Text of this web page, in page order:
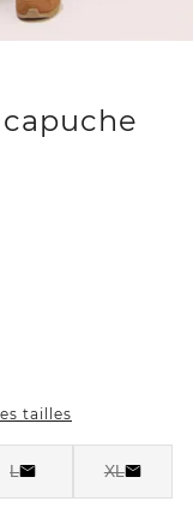
tailles
L XL